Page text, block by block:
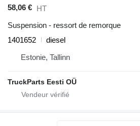
58,06 € HT
Suspension - ressort de remorque
1401652
diesel
Estonie, Tallinn
TruckParts Eesti OÜ